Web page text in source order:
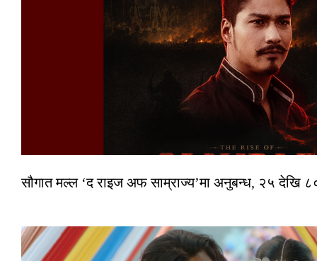
सौगात मल्ल ‘द राइज अफ साम्राज्य’मा अनुबन्ध, २५ देखि